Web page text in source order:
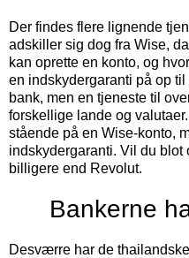
Der findes flere lignende
adskiller sig dog fra Wise,
kan oprette en konto, og
en indskydergaranti på op
bank, men en tjeneste til
forskellige lande og
stående på en Wise-konto,
indskydergaranti. Vil du blot
billigere end Revolut.
Bankerne
Desværre har de